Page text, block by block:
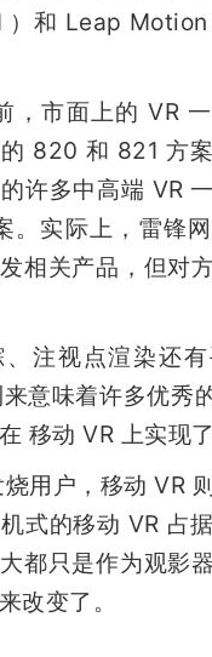
）和 Leap Motion
，市面上的 VR
820 和 821 方
许多中高端 VR
。实际上，雷锋
相关产品，但对
注视点渲染还有
意味着许多优秀
移动 VR 上实现了
用户，移动 VR
式的移动 VR 占
都只是作为观影
改变了。